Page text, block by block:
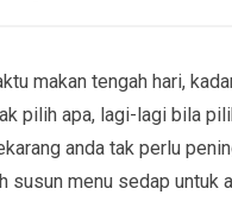
makan tengah hari,
pilih apa, lagi-lagi bila
anda tak perlu
susun menu sedap untuk